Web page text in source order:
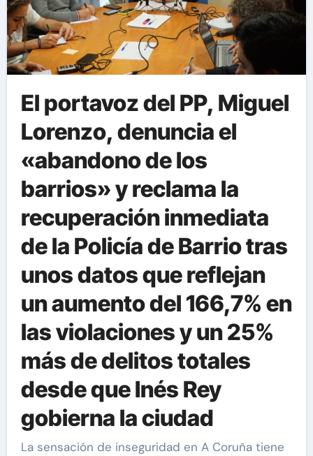
El portavoz del PP, Miguel
Lorenzo, denuncia el
«abandono de los
barrios» y reclama la
recuperación inmediata
de la Policía de Barrio tras
unos datos que reflejan
un aumento del 166,7% en
las violaciones y un 25%
más de delitos totales
desde que Inés Rey
gobierna la ciudad
La sensación de inseguridad en A Coruña tiene